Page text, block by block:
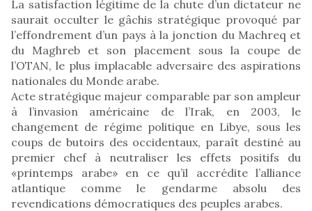
La satisfaction légitime de la chute d’un dictateur ne
saurait occulter le gâchis stratégique provoqué par
l’effondrement d’un pays à la jonction du Machreq et
du Maghreb et son placement sous la coupe de
l’OTAN, le plus implacable adversaire des aspirations
nationales du Monde arabe.
Acte stratégique majeur comparable par son ampleur
à l’invasion américaine de l’Irak, en 2003, le
changement de régime politique en Libye, sous les
coups de butoirs des occidentaux, paraît destiné au
premier chef à neutraliser les effets positifs du
«printemps arabe» en ce qu’il accrédite l’alliance
atlantique comme le gendarme absolu des
revendications démocratiques des peuples arabes.